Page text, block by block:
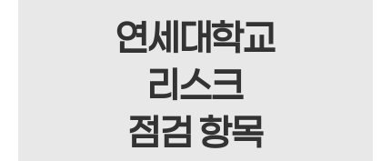
연세대학교
리스크
점검 항목